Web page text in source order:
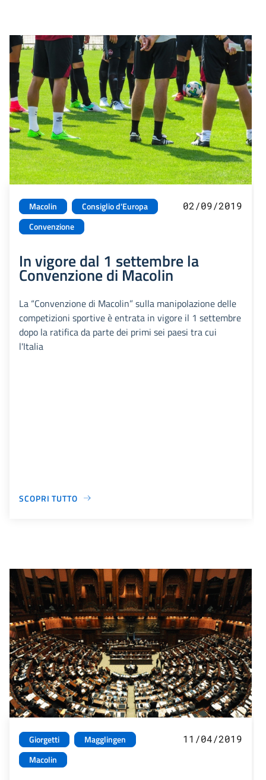
Macolin
Consiglio d'Europa
Convenzione
02/09/2019
In vigore dal 1 settembre la
Convenzione di Macolin
La “Convenzione di Macolin” sulla manipolazione delle
competizioni sportive è entrata in vigore il 1 settembre
dopo la ratifica da parte dei primi sei paesi tra cui
l'Italia
SCOPRI TUTTO
Giorgetti
Magglingen
Macolin
11/04/2019